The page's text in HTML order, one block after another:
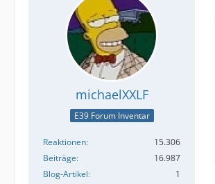
michaelXXLF
E39 Forum Inventar
Reaktionen
15.306
Beiträge
16.987
Blog-Artikel
1